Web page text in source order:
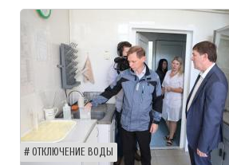
ОТКЛЮЧЕНИЕ ВОДЫ